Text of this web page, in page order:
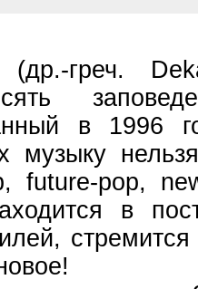
(др.-греч.
в 1996
музыку
future-pop,
в